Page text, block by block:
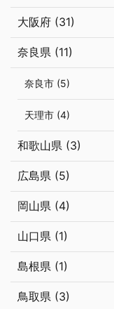
大阪府 (31)
奈良県 (11)
奈良市 (5)
天理市 (4)
和歌山県 (3)
広島県 (5)
岡山県 (4)
山口県 (1)
島根県 (1)
鳥取県 (3)